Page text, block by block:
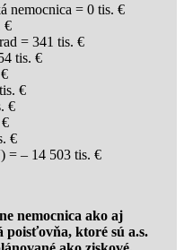
nemocnica = 0 tis. €
€
= 341 tis. €
tis. €
€
€
€
= – 14 503 tis. €
nemocnica ako aj
poisťovňa, ktoré sú a.s.